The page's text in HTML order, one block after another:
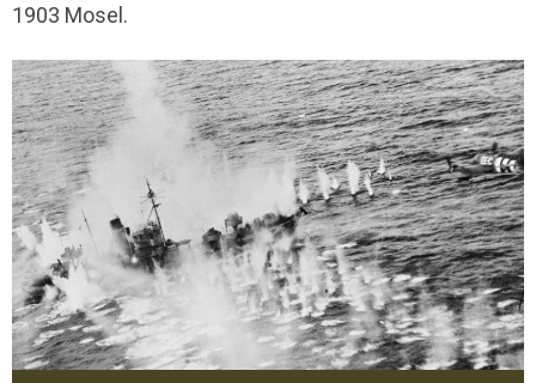
1903 Mosel.